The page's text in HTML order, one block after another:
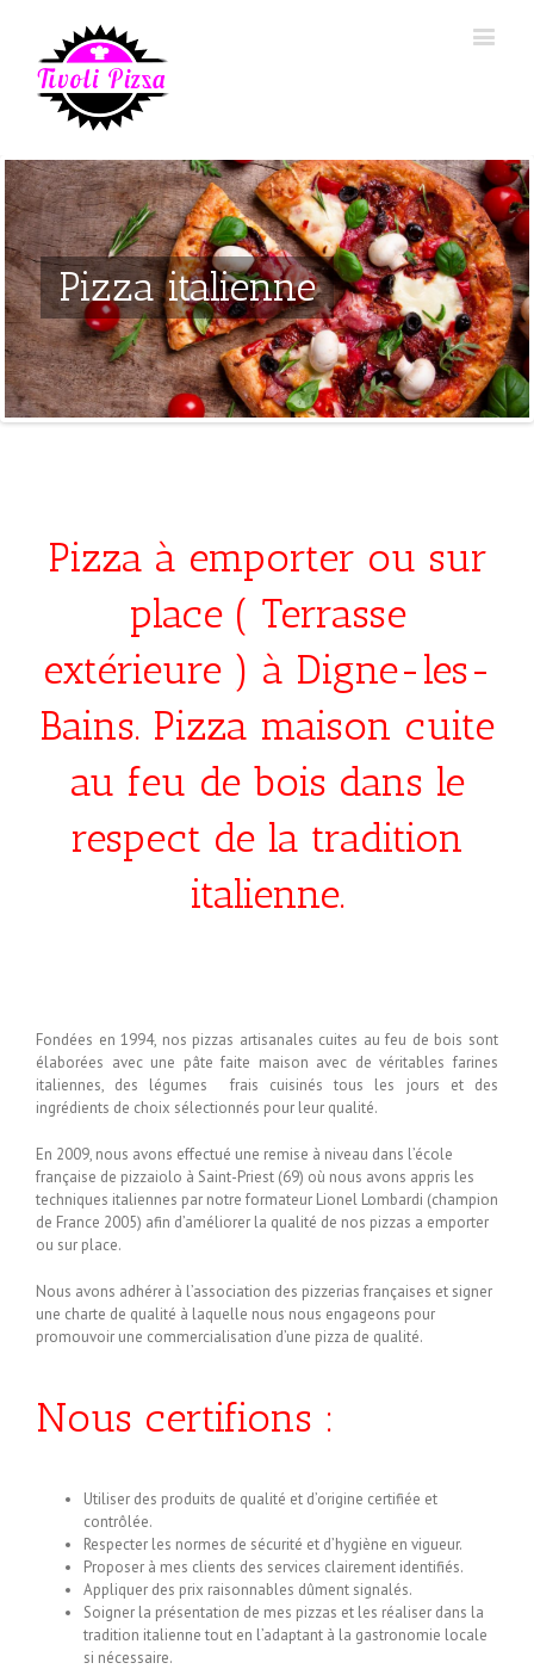
Pizza italienne
Pizza à emporter ou sur
place ( Terrasse
extérieure ) à Digne-les-
Bains. Pizza maison cuite
au feu de bois dans le
respect de la tradition
italienne.
Fondées en 1994, nos pizzas artisanales cuites au feu de bois sont
élaborées avec une pâte faite maison avec de véritables farines
italiennes, des légumes frais cuisinés tous les jours et des
ingrédients de choix sélectionnés pour leur qualité.
En 2009, nous avons effectué une remise à niveau dans l’école
française de pizzaiolo à Saint-Priest (69) où nous avons appris les
techniques italiennes par notre formateur Lionel Lombardi (champion
de France 2005) afin d’améliorer la qualité de nos pizzas a emporter
ou sur place.
Nous avons adhérer à l’association des pizzerias françaises et signer
une charte de qualité à laquelle nous nous engageons pour
promouvoir une commercialisation d’une pizza de qualité.
Nous certifions :
Utiliser des produits de qualité et d’origine certifiée et
contrôlée.
Respecter les normes de sécurité et d’hygiène en vigueur.
Proposer à mes clients des services clairement identifiés.
Appliquer des prix raisonnables dûment signalés.
Soigner la présentation de mes pizzas et les réaliser dans la
tradition italienne tout en l’adaptant à la gastronomie locale
si nécessaire.